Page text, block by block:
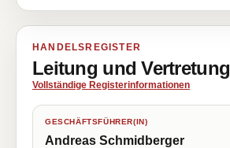
HANDELSREGISTER
Leitung und Vertretung
Vollständige Registerinformationen
GESCHÄFTSFÜHRER(IN)
Andreas Schmidberger